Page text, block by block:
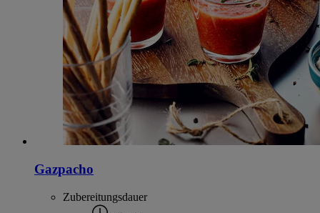
Gazpacho
Zubereitungsdauer